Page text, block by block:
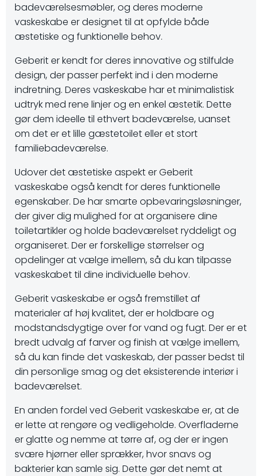
badeværelsesmøbler, og deres moderne
vaskeskabe er designet til at opfylde både
æstetiske og funktionelle behov.
Geberit er kendt for deres innovative og stilfulde
design, der passer perfekt ind i den moderne
indretning. Deres vaskeskabe har et minimalistisk
udtryk med rene linjer og en enkel æstetik. Dette
gør dem ideelle til ethvert badeværelse, uanset
om det er et lille gæstetoilet eller et stort
familiebadeværelse.
Udover det æstetiske aspekt er Geberit
vaskeskabe også kendt for deres funktionelle
egenskaber. De har smarte opbevaringsløsninger,
der giver dig mulighed for at organisere dine
toiletartikler og holde badeværelset ryddeligt og
organiseret. Der er forskellige størrelser og
opdelinger at vælge imellem, så du kan tilpasse
vaskeskabet til dine individuelle behov.
Geberit vaskeskabe er også fremstillet af
materialer af høj kvalitet, der er holdbare og
modstandsdygtige over for vand og fugt. Der er et
bredt udvalg af farver og finish at vælge imellem,
så du kan finde det vaskeskab, der passer bedst til
din personlige smag og det eksisterende interiør i
badeværelset.
En anden fordel ved Geberit vaskeskabe er, at de
er lette at rengøre og vedligeholde. Overfladerne
er glatte og nemme at tørre af, og der er ingen
svære hjørner eller sprækker, hvor snavs og
bakterier kan samle sig. Dette gør det nemt at